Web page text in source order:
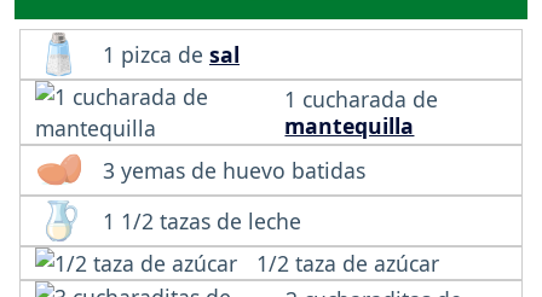
1 pizca de sal
1 cucharada de
mantequilla
3 yemas de huevo batidas
1 1/2 tazas de leche
1/2 taza de azúcar